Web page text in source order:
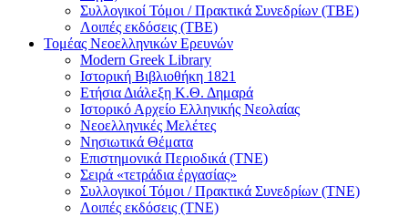
Συλλογικοί Τόμοι / Πρακτικά Συνεδρίων (ΤΒΕ)
Λοιπές εκδόσεις (ΤΒΕ)
Τομέας Νεοελληνικών Ερευνών
Modern Greek Library
Ιστορική Βιβλιοθήκη 1821
Eτήσια Διάλεξη K.Θ. Δημαρά
Ιστορικό Αρχείο Ελληνικής Νεολαίας
Νεοελληνικές Μελέτες
Νησιωτικά Θέματα
Επιστημονικά Περιοδικά (ΤΝΕ)
Σειρά «τετράδια ἐργασίας»
Συλλογικοί Τόμοι / Πρακτικά Συνεδρίων (ΤΝΕ)
Λοιπές εκδόσεις (ΤΝΕ)